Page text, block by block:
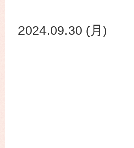
2024.09.30 (月)